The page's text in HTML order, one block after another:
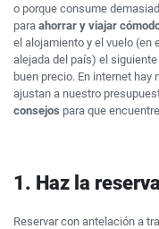
o porque consume
para ahorrar y viajar
el alojamiento y el vuelo (en
alejada del país) el
buen precio. En internet
ajustan a nuestro
consejos para que
1. Haz la
Reservar con antelación a